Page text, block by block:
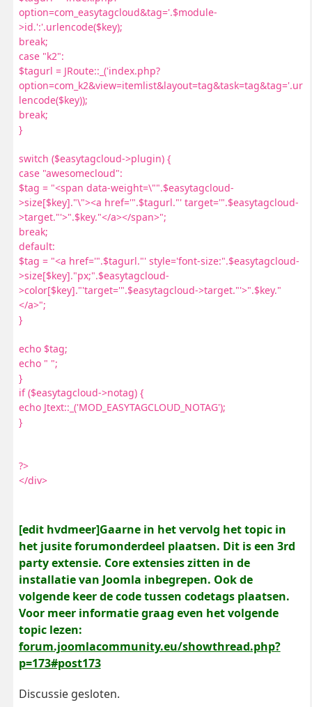
option=com_easytagcloud&tag='.$module-
>id.':'.urlencode($key);
break;
case "k2":
$tagurl = JRoute::_('index.php?
option=com_k2&view=itemlist&layout=tag&task=tag&tag='.ur
lencode($key));
break;
}
switch ($easytagcloud->plugin) {
case "awesomecloud":
$tag = "<span data-weight=\"".$easytagcloud-
>size[$key]."\"><a href='".$tagurl."' target='".$easytagcloud-
>target."'>".$key."</a></span>";
break;
default:
$tag = "<a href='".$tagurl."' style='font-size:".$easytagcloud-
>size[$key]."px;".$easytagcloud-
>color[$key]."'target='".$easytagcloud->target."'>".$key."
</a>";
}
echo $tag;
echo " ";
}
if ($easytagcloud->notag) {
echo Jtext::_('MOD_EASYTAGCLOUD_NOTAG');
}
?>
</div>
[edit hvdmeer]Gaarne in het vervolg het topic in
het jusite forumonderdeel plaatsen. Dit is een 3rd
party extensie. Core extensies zitten in de
installatie van Joomla inbegrepen. Ook de
volgende keer de code tussen codetags plaatsen.
Voor meer informatie graag even het volgende
topic lezen:
forum.joomlacommunity.eu/showthread.php?
p=173#post173
Discussie gesloten.